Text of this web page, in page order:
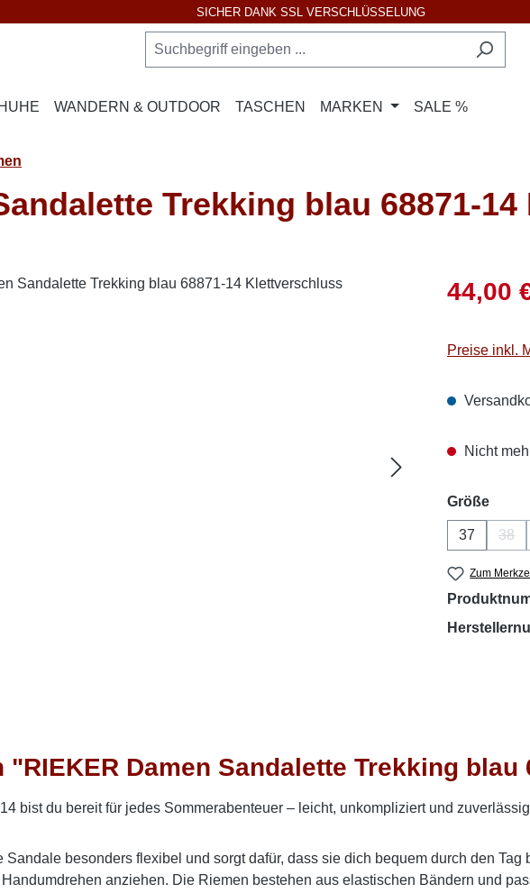
SICHER DANK SSL VERSCHLÜSSELUNG
WANDERN & OUTDOOR TASCHEN MARKEN SALE %
Trekking blau 68871-
44,00
Preise inkl.
Nicht
Größe
37 38
Zum
Damen Sandalette Trekking
bist du bereit für jedes Sommerabenteuer – leicht, unkompliziert und
Sandale besonders flexibel und sorgt dafür, dass sie dich bequem durch den
anziehen. Die Riemen bestehen aus elastischen Bändern und